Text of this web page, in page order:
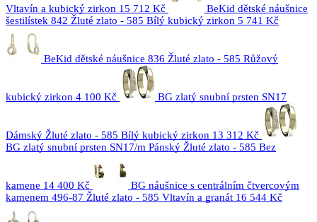
Vltavín a kubický zirkon 15 712 Kč
BeKid dětské náušnice
šestilístek 842 Žluté zlato - 585 Bílý kubický zirkon 5 741 Kč
BeKid dětské náušnice 836 Žluté zlato - 585 Růžový
kubický zirkon 4 100 Kč BG zlatý snubní prsten SN17
Dámský Žluté zlato - 585 Bílý kubický zirkon 13 312 Kč
BG zlatý snubní prsten SN17/m Pánský Žluté zlato - 585 Bez
kamene 14 400 Kč
BG náušnice s centrálním čtvercovým
kamenem 496-87 Žluté zlato - 585 Vltavín a granát 16 544 Kč